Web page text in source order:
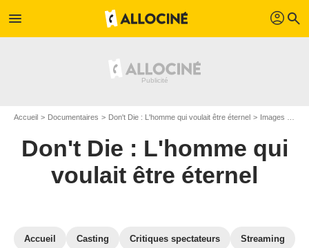
menu profil search
Accueil Documentaires Don't Die : L'homme qui voulait être éternel Images du documentaire Don't Die : L'homme qui voulait être éternel
Don't Die : L'homme qui
voulait être éternel
Accueil Casting Critiques spectateurs Streaming